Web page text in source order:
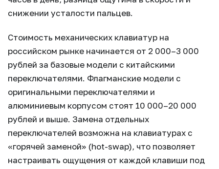
снижении усталости пальцев.
Стоимость механических клавиатур на
российском рынке начинается от 2 000–3 000
рублей за базовые модели с китайскими
переключателями. Флагманские модели с
оригинальными переключателями и
алюминиевым корпусом стоят 10 000–20 000
рублей и выше. Замена отдельных
переключателей возможна на клавиатурах с
«горячей заменой» (hot-swap), что позволяет
настраивать ощущения от каждой клавиши под